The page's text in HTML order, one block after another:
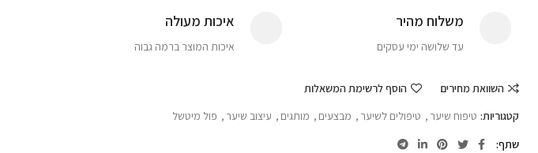
משלוח מהיר
עד שלושה ימי עסקים
איכות מעולה
איכות המוצר ברמה גבוה
השוואת מחירים
הוסף לרשימת המשאלות
קטגוריות: טיפוח שיער , טיפולים לשיער , מבצעים , מותגים , עיצוב שיער , פול מיטשל
שתף